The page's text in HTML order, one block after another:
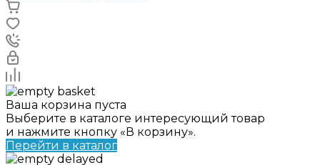
Ваша корзина пуста
Выберите в каталоге интересующий товар
и нажмите кнопку «В корзину».
Перейти в каталог